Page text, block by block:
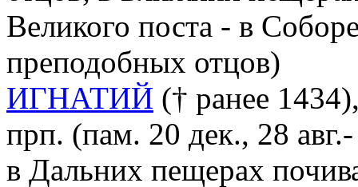
Великого поста - в
преподобных отцов)
ИГНАТИЙ († ранее
прп. (пам. 20 дек., 28
в Дальних пещерах